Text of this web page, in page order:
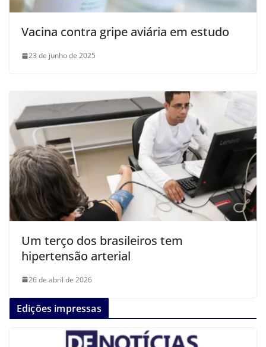
Vacina contra gripe aviária em estudo
23 de junho de 2025
Um terço dos brasileiros tem
hipertensão arterial
26 de abril de 2026
Edições impressas